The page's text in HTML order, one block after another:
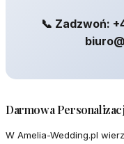
📞 Zadzwoń:
Darmowa
W Amelia-Wedding.pl